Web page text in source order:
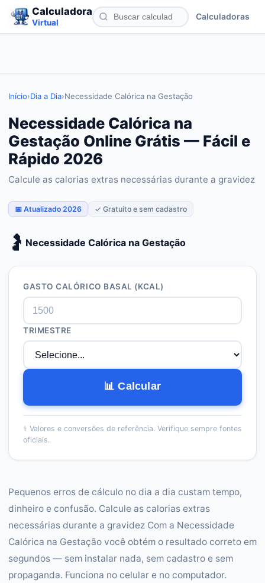
Calculadora
Virtual
Calculadoras
Início›Dia a Dia›Necessidade Calórica na Gestação
Necessidade Calórica na
Gestação Online Grátis — Fácil e
Rápido 2026
Calcule as calorias extras necessárias durante a gravidez
📅 Atualizado 2026 ✓ Gratuito e sem cadastro
🤰 Necessidade Calórica na Gestação
GASTO CALÓRICO BASAL (KCAL)
TRIMESTRE
📊 Calcular
⚕️ Valores e conversões de referência. Verifique sempre fontes
oficiais.
Pequenos erros de cálculo no dia a dia custam tempo,
dinheiro e confusão. Calcule as calorias extras
necessárias durante a gravidez Com a Necessidade
Calórica na Gestação você obtém o resultado correto em
segundos — sem instalar nada, sem cadastro e sem
propaganda. Funciona no celular e no computador.